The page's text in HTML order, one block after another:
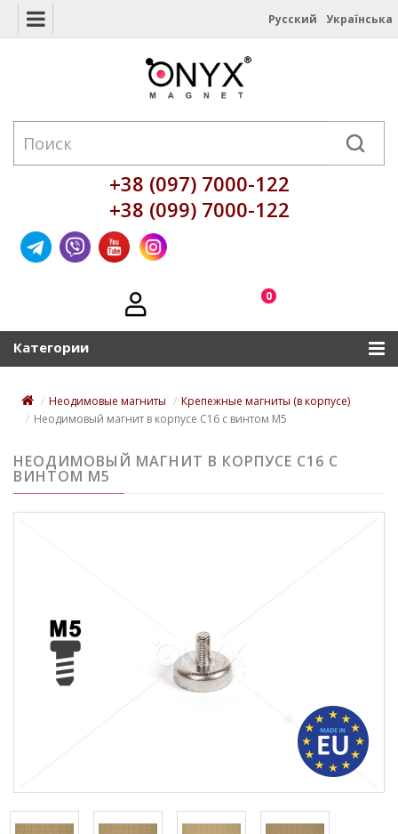
Русский Українська
+38 (097) 7000-122
+38 (099) 7000-122
0
Категории
Неодимовые магниты
Крепежные магниты (в корпусе)
Неодимовый магнит в корпусе C16 с винтом М5
НЕОДИМОВЫЙ МАГНИТ В КОРПУСЕ C16 С
ВИНТОМ М5